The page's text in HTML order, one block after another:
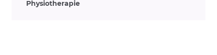
Physiotherapie